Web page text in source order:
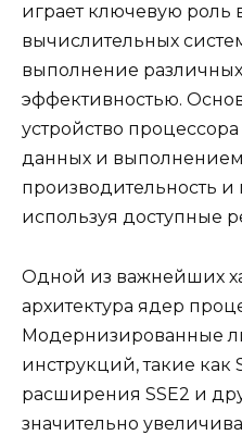
играет ключевую роль
вычислительных
выполнение
эффективностью.
устройство
данных и
производительность
используя доступные
Одной из важнейших
архитектура ядер
Модернизированные
инструкций, такие
расширения SSE2 и
значительно